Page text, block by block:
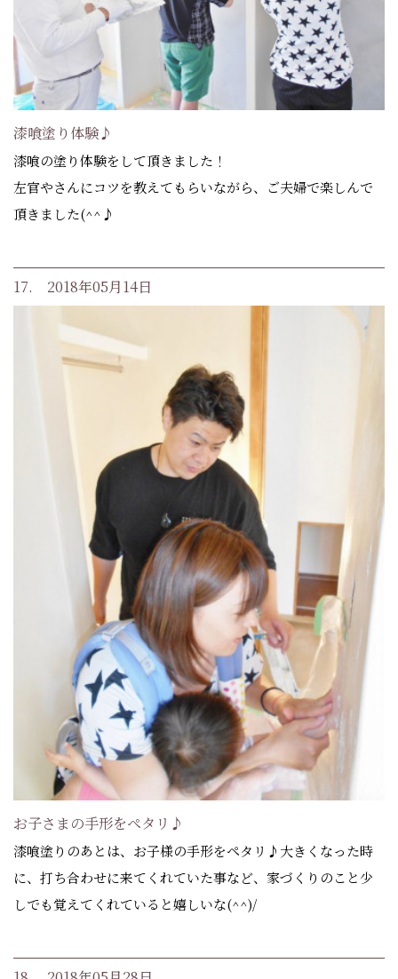
漆喰塗り体験♪
漆喰の塗り体験をして頂きました！
左官やさんにコツを教えてもらいながら、ご夫婦で楽しんで
頂きました(^^♪
17. 2018年05月14日
お子さまの手形をペタリ♪
漆喰塗りのあとは、お子様の手形をペタリ♪大きくなった時
に、打ち合わせに来てくれていた事など、家づくりのこと少
しでも覚えてくれていると嬉しいな(^^)/